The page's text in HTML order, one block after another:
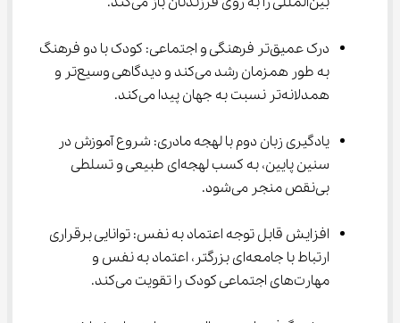
درک عمیق‌تر فرهنگی و اجتماعی: کودک با دو فرهنگ
به طور همزمان رشد می‌کند و دیدگاهی وسیع‌تر و
همدلانه‌تر نسبت به جهان پیدا می‌کند.
یادگیری زبان دوم با لهجه مادری: شروع آموزش در
سنین پایین، به کسب لهجه‌ای طبیعی و تسلطی
بی‌نقص منجر می‌شود.
افزایش قابل توجه اعتماد به نفس: توانایی برقراری
ارتباط با جامعه‌ای بزرگتر، اعتماد به نفس و
مهارت‌های اجتماعی کودک را تقویت می‌کند.